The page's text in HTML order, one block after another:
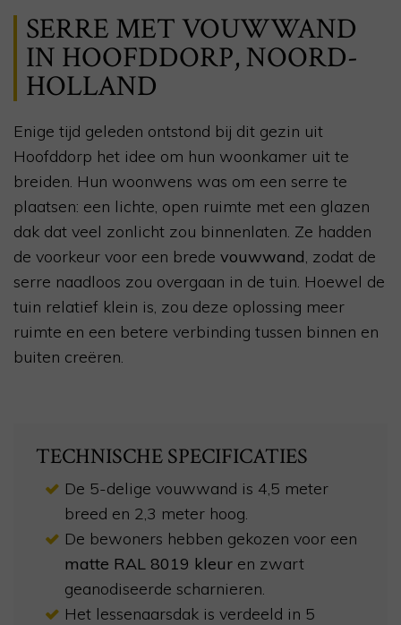
SERRE MET VOUWWAND
IN HOOFDDORP, NOORD-
HOLLAND
Enige tijd geleden ontstond bij dit gezin uit
Hoofddorp het idee om hun woonkamer uit te
breiden. Hun woonwens was om een serre te
plaatsen: een lichte, open ruimte met een glazen
dak dat veel zonlicht zou binnenlaten. Ze hadden
de voorkeur voor een brede vouwwand, zodat de
serre naadloos zou overgaan in de tuin. Hoewel de
tuin relatief klein is, zou deze oplossing meer
ruimte en een betere verbinding tussen binnen en
buiten creëren.
TECHNISCHE SPECIFICATIES
De 5-delige vouwwand is 4,5 meter
breed en 2,3 meter hoog.
De bewoners hebben gekozen voor een
matte RAL 8019 kleur en zwart
geanodiseerde scharnieren.
Het lessenaarsdak is verdeeld in 5